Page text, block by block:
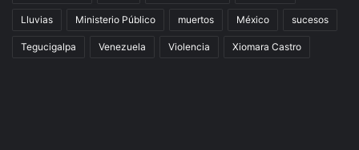
Lluvias Ministerio Público muertos México sucesos
Tegucigalpa Venezuela Violencia Xiomara Castro